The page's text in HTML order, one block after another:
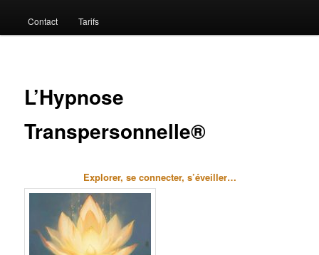
Contact Tarifs
L’Hypnose
Transpersonnelle®
Explorer, se connecter, s’éveiller…